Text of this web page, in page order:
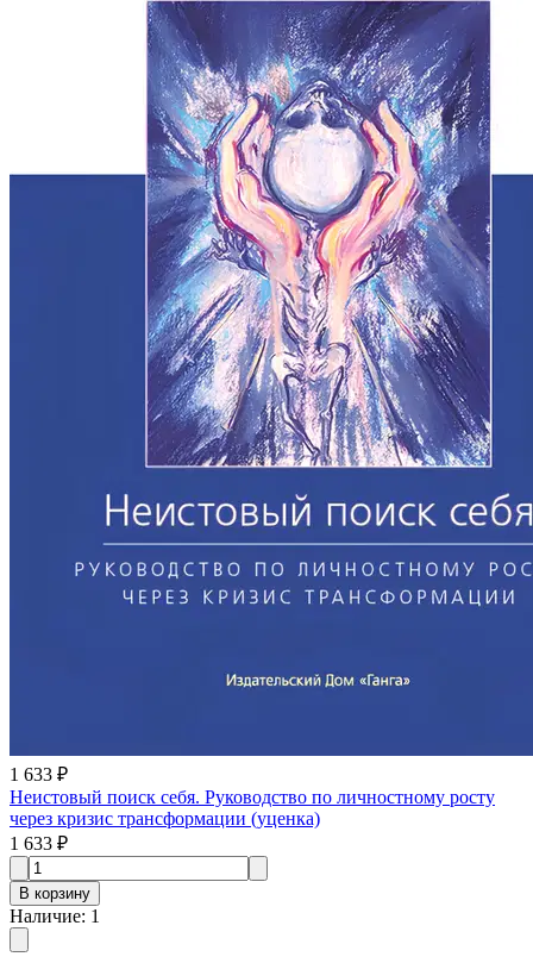
1 633 ₽
Неистовый поиск себя. Руководство по личностному росту
через кризис трансформации (уценка)
1 633 ₽
В корзину
Наличие: 1